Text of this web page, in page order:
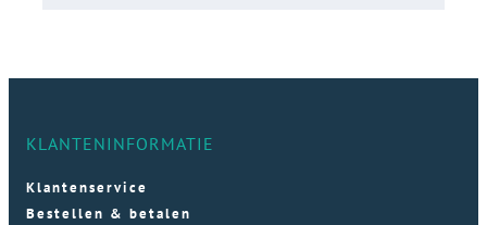
KLANTENINFORMATIE
Klantenservice
Bestellen & betalen